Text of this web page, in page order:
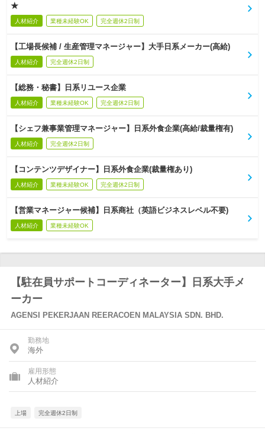
★
人材紹介 業種未経験OK 完全週休2日制
【工場長候補 / 生産管理マネージャー】大手日系メーカー(高給)
人材紹介 完全週休2日制
【総務・秘書】日系リユース企業
人材紹介 業種未経験OK 完全週休2日制
【シェフ兼事業管理マネージャー】日系外食企業(高給/裁量権有)
人材紹介 完全週休2日制
【コンテンツデザイナー】日系外食企業(裁量権あり)
人材紹介 業種未経験OK 完全週休2日制
【営業マネージャー候補】日系商社（英語ビジネスレベル不要)
人材紹介 業種未経験OK
【駐在員サポートコーディネーター】日系大手メ
ーカー
AGENSI PEKERJAAN REERACOEN MALAYSIA SDN. BHD.
勤務地
海外
雇用形態
人材紹介
上場 完全週休2日制